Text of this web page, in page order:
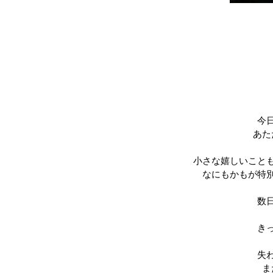
今
あ
小さな嬉しいこと
なにもかもが特
数
き
失